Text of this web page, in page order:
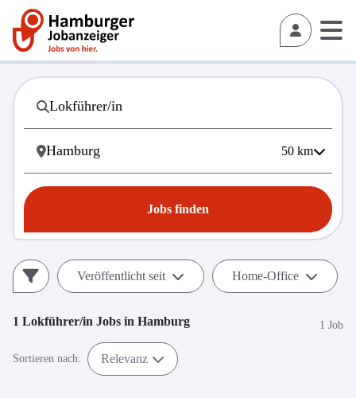
50 km
Jobs finden
Veröffentlicht seit Home-Office
1 Lokführer/in Jobs in Hamburg 1 Job
Sortieren nach: Relevanz